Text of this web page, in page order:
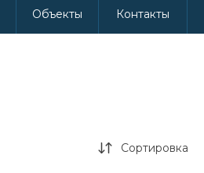
8 (986) 314-94-49
Промышленная 15
Объекты Контакты
Сортировка